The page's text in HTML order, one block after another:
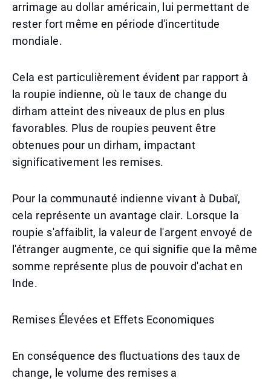
arrimage au dollar américain, lui permettant de
rester fort même en période d'incertitude
mondiale.
Cela est particulièrement évident par rapport à
la roupie indienne, où le taux de change du
dirham atteint des niveaux de plus en plus
favorables. Plus de roupies peuvent être
obtenues pour un dirham, impactant
significativement les remises.
Pour la communauté indienne vivant à Dubaï,
cela représente un avantage clair. Lorsque la
roupie s'affaiblit, la valeur de l'argent envoyé de
l'étranger augmente, ce qui signifie que la même
somme représente plus de pouvoir d'achat en
Inde.
Remises Élevées et Effets Economiques
En conséquence des fluctuations des taux de
change, le volume des remises a